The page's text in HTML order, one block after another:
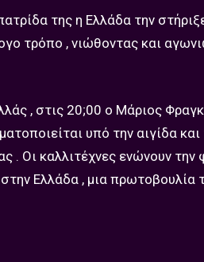
της η Ελλάδα την
τρόπο , νιώθοντας και
, στις 20;00 ο Μάριος
υπό την αιγίδα
. Οι καλλιτέχνες ενώνουν
Ελλάδα , μια πρωτοβουλία